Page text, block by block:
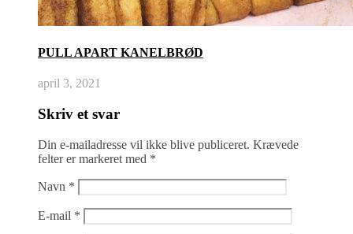
PULL APART KANELBRØD
april 3, 2021
Skriv et svar
Din e-mailadresse vil ikke blive publiceret. Krævede
felter er markeret med *
Navn *
E-mail *